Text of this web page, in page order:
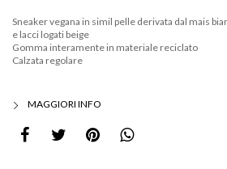
Sneaker vegana in simil pelle derivata dal mais
e lacci logati beige
Gomma interamente in materiale reciclato
Calzata regolare
MAGGIORI INFO